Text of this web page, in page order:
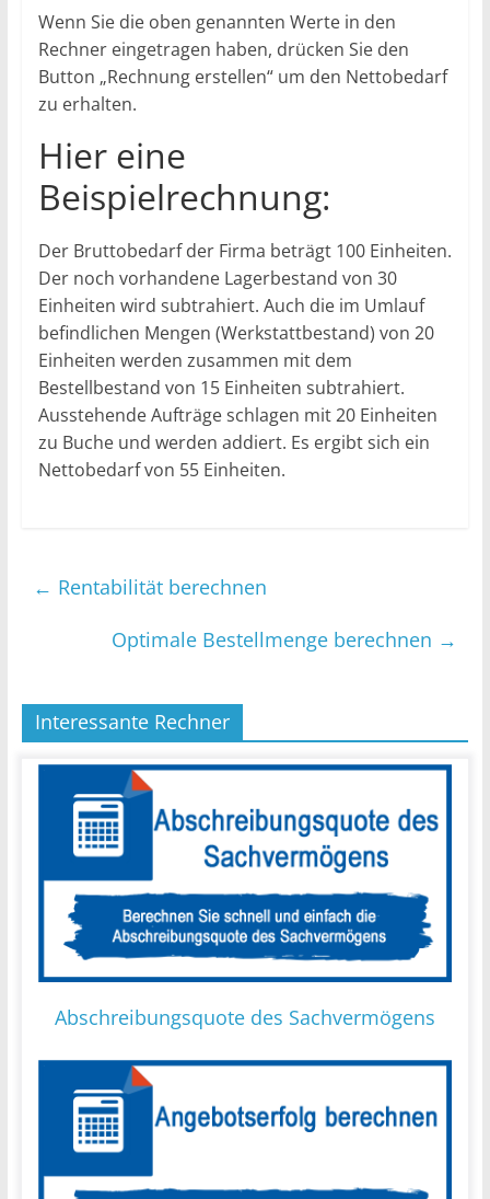
Wenn Sie die oben genannten Werte in den
Rechner eingetragen haben, drücken Sie den
Button „Rechnung erstellen“ um den Nettobedarf
zu erhalten.
Hier eine
Beispielrechnung:
Der Bruttobedarf der Firma beträgt 100 Einheiten.
Der noch vorhandene Lagerbestand von 30
Einheiten wird subtrahiert. Auch die im Umlauf
befindlichen Mengen (Werkstattbestand) von 20
Einheiten werden zusammen mit dem
Bestellbestand von 15 Einheiten subtrahiert.
Ausstehende Aufträge schlagen mit 20 Einheiten
zu Buche und werden addiert. Es ergibt sich ein
Nettobedarf von 55 Einheiten.
← Rentabilität berechnen
Optimale Bestellmenge berechnen →
Interessante Rechner
Abschreibungsquote des Sachvermögens